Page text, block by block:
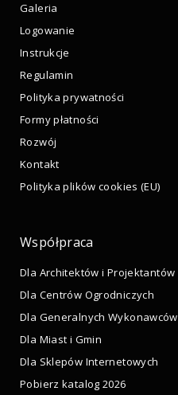
Galeria
Logowanie
Instrukcje
Regulamin
Polityka prywatności
Formy płatności
Rozwój
Kontakt
Polityka plików cookies (EU)
Współpraca
Dla Architektów i Projektantów
Dla Centrów Ogrodniczych
Dla Generalnych Wykonawców
Dla Miast i Gmin
Dla Sklepów Internetowych
Pobierz katalog 2026